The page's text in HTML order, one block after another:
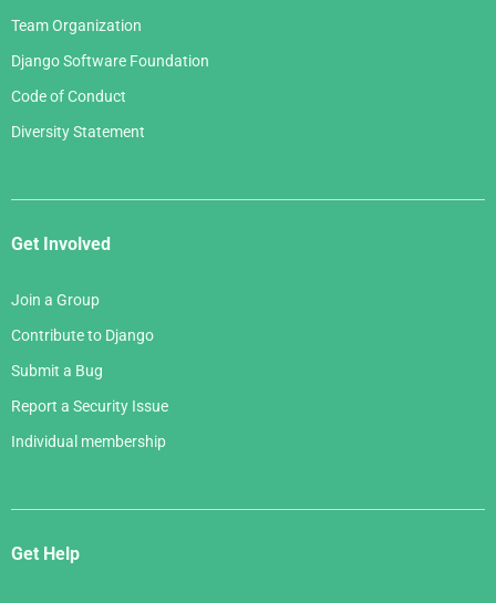
Team Organization
Django Software Foundation
Code of Conduct
Diversity Statement
Get Involved
Join a Group
Contribute to Django
Submit a Bug
Report a Security Issue
Individual membership
Get Help